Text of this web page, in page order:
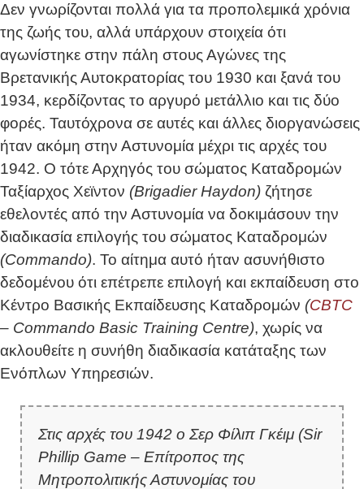
Δεν γνωρίζονται πολλά για τα προπολεμικά χρόνια
της ζωής του, αλλά υπάρχουν στοιχεία ότι
αγωνίστηκε στην πάλη στους Αγώνες της
Βρετανικής Αυτοκρατορίας του 1930 και ξανά του
1934, κερδίζοντας το αργυρό μετάλλιο και τις δύο
φορές. Ταυτόχρονα σε αυτές και άλλες διοργανώσεις
ήταν ακόμη στην Αστυνομία μέχρι τις αρχές του
1942. Ο τότε Αρχηγός του σώματος Καταδρομών
Ταξίαρχος Χεϊντον (Brigadier Haydon) ζήτησε
εθελοντές από την Αστυνομία να δοκιμάσουν την
διαδικασία επιλογής του σώματος Καταδρομών
(Commando). Το αίτημα αυτό ήταν ασυνήθιστο
δεδομένου ότι επέτρεπε επιλογή και εκπαίδευση στο
Κέντρο Βασικής Εκπαίδευσης Καταδρομών (CBTC
– Commando Basic Training Centre), χωρίς να
ακλουθείτε η συνήθη διαδικασία κατάταξης των
Ενόπλων Υπηρεσιών.
Στις αρχές του 1942 ο Σερ Φίλιπ Γκέιμ (Sir
Phillip Game – Επίτροπος της
Μητροπολιτικής Αστυνομίας του